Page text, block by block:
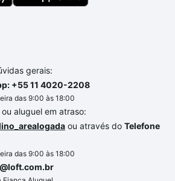
gerais:
+55 11 4020-2208
das 9:00 às 18:00
aluguel em atraso:
ou através do Telefone
das 9:00 às 18:00